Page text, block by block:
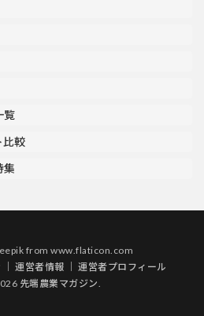
覧
比較
集
fromwww.flaticon.com
｜運営者情報 ｜運営者プロフィール
先端農業マガジン.